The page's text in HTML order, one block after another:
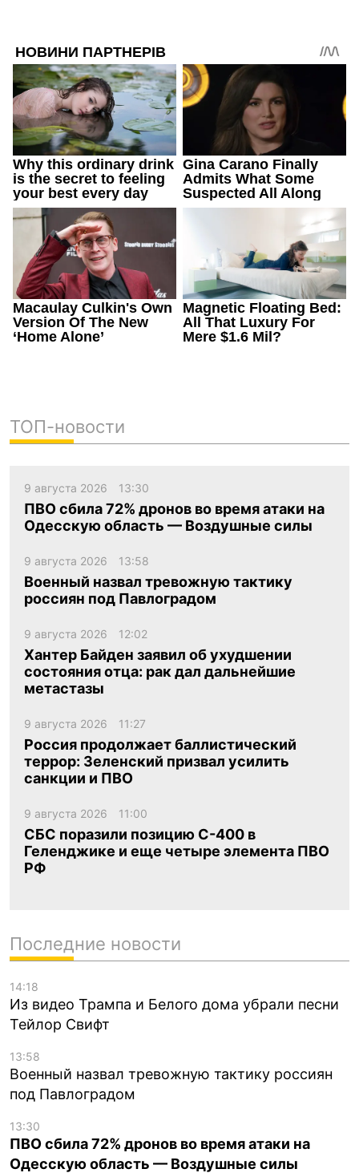
ТОП-новости
9 августа 2026 13:30
ПВО сбила 72% дронов во время атаки на
Одесскую область — Воздушные силы
9 августа 2026 13:58
Военный назвал тревожную тактику
россиян под Павлоградом
9 августа 2026 12:02
Хантер Байден заявил об ухудшении
состояния отца: рак дал дальнейшие
метастазы
9 августа 2026 11:27
Россия продолжает баллистический
террор: Зеленский призвал усилить
санкции и ПВО
9 августа 2026 11:00
СБС поразили позицию С-400 в
Геленджике и еще четыре элемента ПВО
РФ
Последние новости
14:18
Из видео Трампа и Белого дома убрали песни
Тейлор Свифт
13:58
Военный назвал тревожную тактику россиян
под Павлоградом
13:30
ПВО сбила 72% дронов во время атаки на
Одесскую область — Воздушные силы